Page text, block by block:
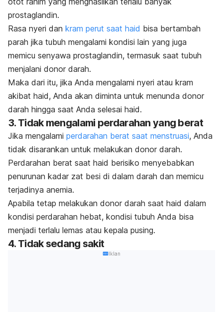
prostaglandin.
Rasa nyeri dan kram perut saat haid bisa bertambah
parah jika tubuh mengalami kondisi lain yang juga
memicu senyawa prostaglandin, termasuk saat tubuh
menjalani donor darah.
Maka dari itu, jika Anda mengalami nyeri atau kram
akibat haid, Anda akan diminta untuk menunda donor
darah hingga saat Anda selesai haid.
3. Tidak mengalami perdarahan yang berat
Jika mengalami perdarahan berat saat menstruasi, Anda
tidak disarankan untuk melakukan donor darah.
Perdarahan berat saat haid berisiko menyebabkan
penurunan kadar zat besi di dalam darah dan memicu
terjadinya anemia.
Apabila tetap melakukan donor darah saat haid dalam
kondisi perdarahan hebat, kondisi tubuh Anda bisa
menjadi terlalu lemas atau kepala pusing.
4. Tidak sedang sakit
Iklan